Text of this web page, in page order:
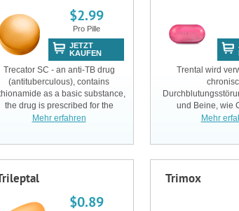
$2.99
Pro Pille
JETZT
KAUFEN
Trecator SC - an anti-TB drug
(antituberculous), contains
as a basic substance,
the drug is prescribed for the
treatment of multidrug-resistant
Mehr erfahren
Trental wird
und Beine, wie
intermittens
Mehr
$0.89
Trimox